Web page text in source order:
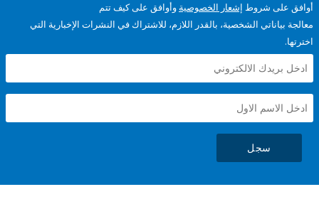
شروطإشعار الخصوصيةوأوافق على كيف تتم
الشخصية، بالقدر اللازم، للاشتراك في النشرات الإخبارية التي